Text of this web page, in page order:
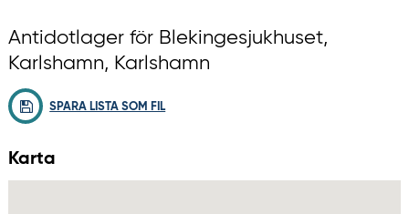
Antidotlager för Blekingesjukhuset,
Karlshamn, Karlshamn
SPARA LISTA SOM FIL
Karta